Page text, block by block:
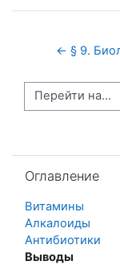
← § 9.
Перейти на...
Оглавление
Витамины
Алкалоиды
Антибиотики
Выводы